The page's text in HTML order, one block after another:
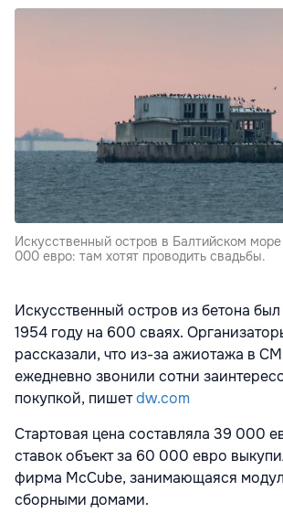
Искусственный остров в Балтийском
000 евро: там хотят проводить свадьбы.
Искусственный остров из бетона
1954 году на 600 сваях.
рассказали, что из-за ажиотажа в
ежедневно звонили сотни
покупкой, пишетdw.com
Стартовая цена составляла 39 000
ставок объект за 60 000 евро
фирма McCube, занимающаяся
сборными домами.